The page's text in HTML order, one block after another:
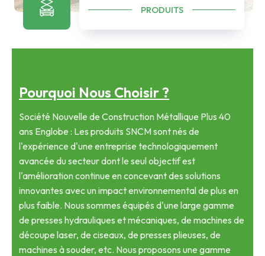
PRODUITS
Pourquoi Nous Choisir ?
Société Nouvelle de Construction Métallique Plus 40
ans Englobe : Les produits SNCM sont nés de
l'expérience d'une entreprise technologiquement
avancée du secteur dont le seul objectif est
l'amélioration continue en concevant des solutions
innovantes avec un impact environnemental de plus en
plus faible. Nous sommes équipés d'une large gamme
de presses hydrauliques et mécaniques, de machines de
découpe laser, de ciseaux, de presses plieuses, de
machines à souder, etc. Nous proposons une gamme